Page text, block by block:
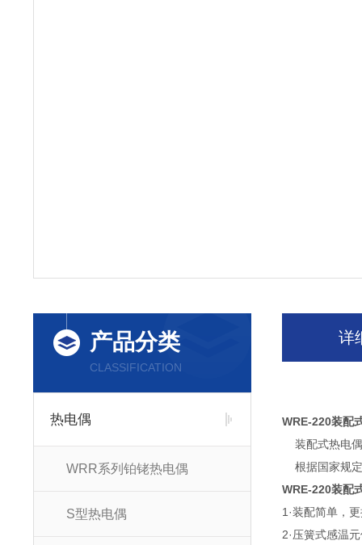
产品分类
CLASSIFICATION
热电偶
WRR系列铂铑热电偶
S型热电偶
详
WRE-220装配
装配式热电偶
根据国家规定
WRE-220装配
1·装配简单，
2·压簧式感温